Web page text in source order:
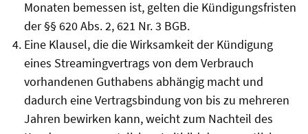
Monaten bemessen ist, gelten die Kündigungsfristen
der §§ 620 Abs. 2, 621 Nr. 3 BGB.
Eine Klausel, die die Wirksamkeit der Kündigung
eines Streamingvertrags von dem Verbrauch
vorhandenen Guthabens abhängig macht und
dadurch eine Vertragsbindung von bis zu mehreren
Jahren bewirken kann, weicht zum Nachteil des